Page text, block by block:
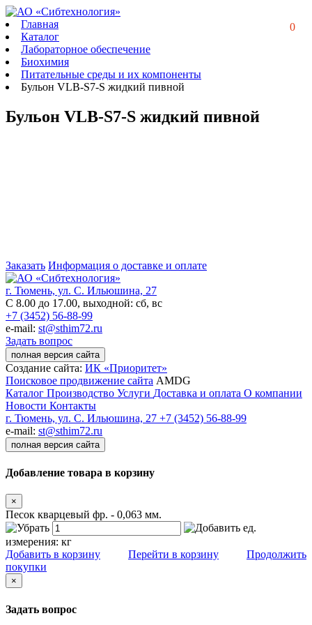
0
Главная
Каталог
Лабораторное обеспечение
Биохимия
Питательные среды и их компоненты
Бульон VLB-S7-S жидкий пивной
Бульон VLB-S7-S жидкий пивной
Заказать Информация о доставке и оплате
г. Тюмень, ул. С. Ильюшина, 27
С 8.00 до 17.00, выходной: сб, вс
+7 (3452) 56-88-99
e-mail: st@sthim72.ru
Задать вопрос
полная версия сайта
Создание сайта: ИК «Приоритет»
Поисковое продвижение сайта AMDG
Каталог Производство Услуги Доставка и оплата О компании
Новости Контакты
г. Тюмень, ул. С. Ильюшина, 27 +7 (3452) 56-88-99
e-mail: st@sthim72.ru
полная версия сайта
Добавление товара в корзину
×
Песок кварцевый фр. - 0,063 мм.
ед.
измерения: кг
Добавить в корзину
Перейти в корзину
Продолжить
покупки
×
Задать вопрос